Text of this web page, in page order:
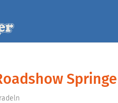
Springe